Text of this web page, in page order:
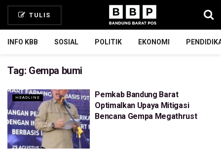
TULIS
INFO KBB SOSIAL POLITIK EKONOMI
Tag: Gempa bumi
HEADLINE
Pemkab Bandung Barat
Optimalkan Upaya Mitigasi
Bencana Gempa Megathrust